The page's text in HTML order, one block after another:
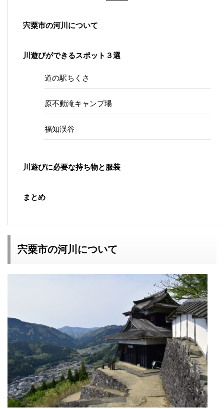
宍粟市の河川について
川遊びができるスポット３選
道の駅ちくさ
原不動滝キャンプ場
福知渓谷
川遊びに必要な持ち物と服装
まとめ
宍粟市の河川について